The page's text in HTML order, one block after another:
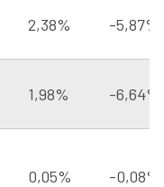
2,38% -5,87%
1,98% -6,64%
0,05% -0,08%